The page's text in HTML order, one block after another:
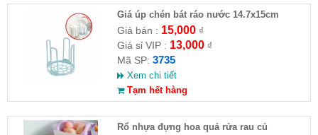
Giá úp chén bát ráo nước 14.7x15cm
Giá bán : 15,000₫
Giá sỉ VIP : 13,000₫
Mã SP: 3735
Xem chi tiết
Tạm hết hàng
Rổ nhựa đựng hoa quả rửa rau củ